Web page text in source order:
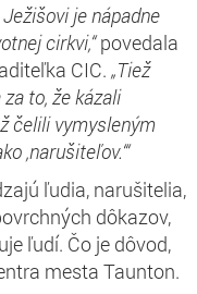
je nápadne
cirkvi,“povedala
CIC. „Tiež
to, že kázali
čelili vymysleným
,narušiteľov.‘“
ľudia, narušitelia,
dôkazov,
ľudí. Čo je dôvod,
mesta Taunton.